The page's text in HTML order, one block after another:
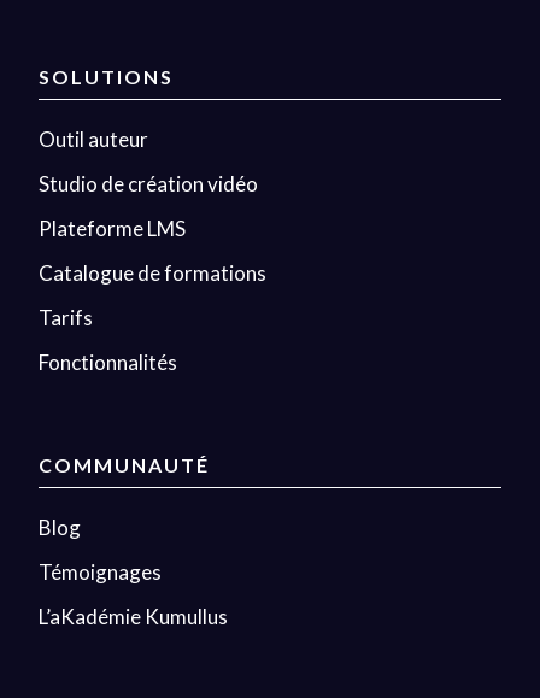
SOLUTIONS
Outil auteur
Studio de création vidéo
Plateforme LMS
Catalogue de formations
Tarifs
Fonctionnalités
COMMUNAUTÉ
Blog
Témoignages
L’aKadémie Kumullus